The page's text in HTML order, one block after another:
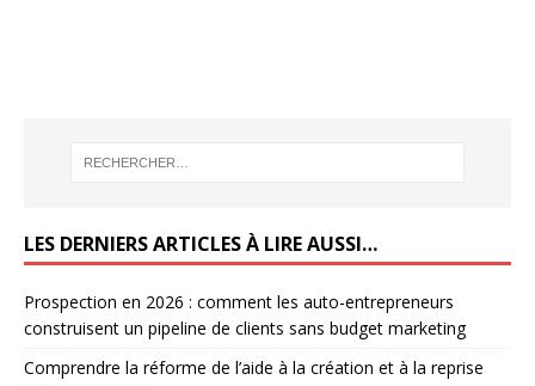
LES DERNIERS ARTICLES À LIRE AUSSI…
Prospection en 2026 : comment les auto-entrepreneurs
construisent un pipeline de clients sans budget marketing
Comprendre la réforme de l’aide à la création et à la reprise